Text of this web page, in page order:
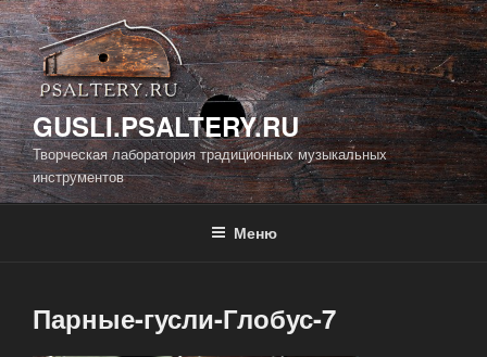
Перейти
к
содержимому
GUSLI.PSALTERY.RU
Творческая лаборатория традиционных музыкальных
инструментов
Меню
Парные-гусли-Глобус-7